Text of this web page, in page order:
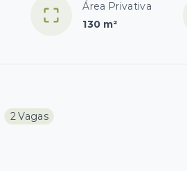
Área Privativa
130 m²
2 Vagas